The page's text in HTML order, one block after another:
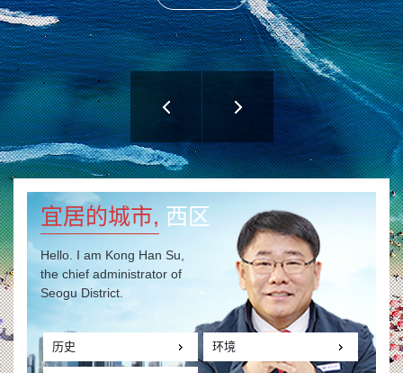
宜居的城市, 西区
Hello. I am Kong Han Su,
the chief administrator of
Seogu District.
历史 环境